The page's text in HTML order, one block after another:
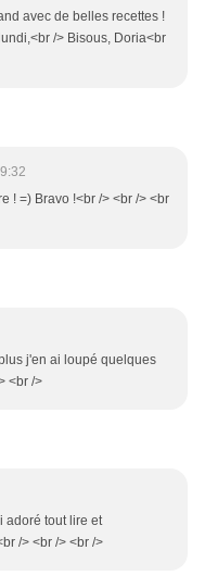
avec de belles recettes !
/> Bisous, Doria<br
! =) Bravo !<br /> <br /> <br
j'en ai loupé quelques
<br />
adoré tout lire et
/> <br /> <br />